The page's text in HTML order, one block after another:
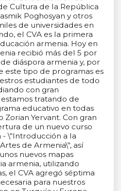
Cultura de la República
Poghosyan y otros
de universidades en
el CVA es la primera
armenia. Hoy en
recibió más del 5 por
diáspora armenia y, por
este tipo de programas es
estudiantes de todo
con gran
tratando de
educativo en todas
Zorian Yervant. Con gran
de un nuevo curso
\"Introducción a la
de Armenia\", así
nuevos mapas
armenia, utilizando
el CVA agregó séptima
para nuestros